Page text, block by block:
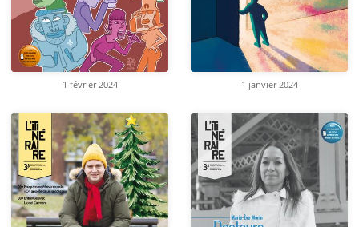
1 février 2024 1 janvier 2024